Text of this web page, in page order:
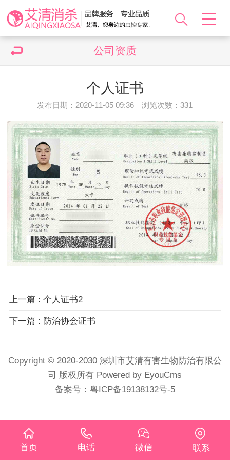
公司资质
个人证书
发布日期：2020-11-05 09:36 浏览次数：331
上一篇 : 个人证书2
下一篇 : 防治协会证书
Copyright © 2020-2030 深圳市艾清有害生物防治有限公
司 版权所有 Powered by EyouCms
备案号： 粤ICP备19138132号-5
首页 电话 微信 联系